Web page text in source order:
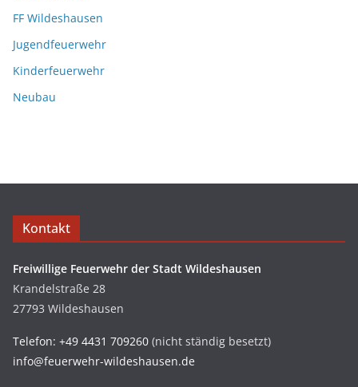
FF Wildeshausen
Jugendfeuerwehr
Kinderfeuerwehr
Neubau
Kontakt
Freiwillige Feuerwehr der Stadt Wildeshausen
Krandelstraße 28
27793 Wildeshausen
Telefon: +49 4431 709260 (nicht ständig besetzt)
info@feuerwehr-wildeshausen.de